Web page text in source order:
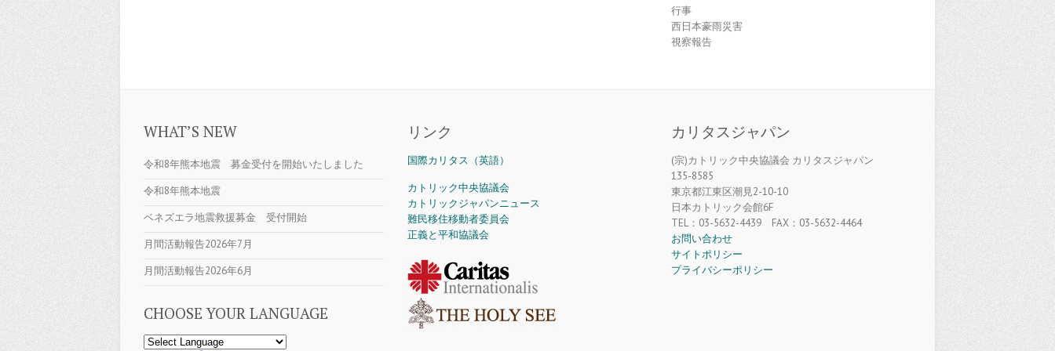
行事
西日本豪雨災害
視察報告
WHAT’S NEW
令和8年熊本地震 募金受付を開始いたしました
令和8年熊本地震
ベネズエラ地震救援募金 受付開始
月間活動報告2026年7月
月間活動報告2026年6月
CHOOSE YOUR LANGUAGE
リンク
国際カリタス（英語）
カトリック中央協議会
カトリックジャパンニュース
難民移住移動者委員会
正義と平和協議会
カリタスジャパン
(宗)カトリック中央協議会 カリタスジャパン
135-8585
東京都江東区潮見2-10-10
日本カトリック会館6F
TEL：03-5632-4439 FAX：03-5632-4464
お問い合わせ
サイトポリシー
プライバシーポリシー